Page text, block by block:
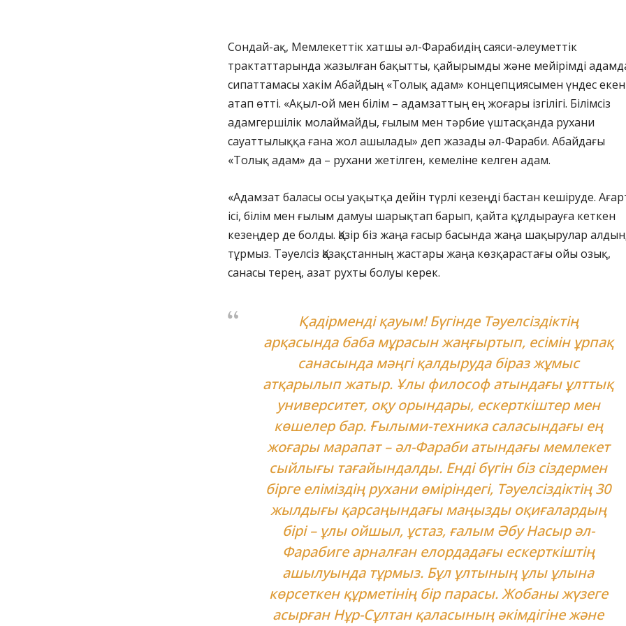
Сондай-ақ, Мемлекеттік хатшы әл-Фарабидің саяси-әлеуметтік
трактаттарында жазылған бақытты, қайырымды және мейірімді
сипаттамасы хакім Абайдың «Толық адам» концепциясымен үндес
атап өтті. «Ақыл-ой мен білім – адамзаттың ең жоғары ізгілігі. Білімсіз
адамгершілік молаймайды, ғылым мен тәрбие үштасқанда рухани
сауаттылыққа ғана жол ашылады» деп жазады әл-Фараби. Абайдағы
«Толық адам» да – рухани жетілген, кемеліне келген адам.
«Адамзат баласы осы уақытқа дейін түрлі кезеңді бастан кешіруде.
ісі, білім мен ғылым дамуы шарықтап барып, қайта құлдырауға кеткен
кезеңдер де болды. Қазір біз жаңа ғасыр басында жаңа шақырулар
тұрмыз. Тәуелсіз Қазақстанның жастары жаңа көзқарастағы ойы озық,
санасы терең, азат рухты болуы керек.
Қадірменді қауым! Бүгінде Тәуелсіздіктің
арқасында баба мұрасын жаңғыртып, есімін ұрпақ
санасында мәңгі қалдыруда біраз жұмыс
атқарылып жатыр. Ұлы философ атындағы ұлттық
университет, оқу орындары, ескерткіштер мен
көшелер бар. Ғылыми-техника саласындағы ең
жоғары марапат – әл-Фараби атындағы мемлекет
сыйлығы тағайындалды. Енді бүгін біз сіздермен
бірге еліміздің рухани өміріндегі, Тәуелсіздіктің 30
жылдығы қарсаңындағы маңызды оқиғалардың
бірі – ұлы ойшыл, ұстаз, ғалым Әбу Насыр әл-
Фарабиге арналған елордадағы ескерткіштің
ашылуында тұрмыз. Бұл ұлтының ұлы ұлына
көрсеткен құрметінің бір парасы. Жобаны жүзеге
асырған Нұр-Сұлтан қаласының әкімдігіне және